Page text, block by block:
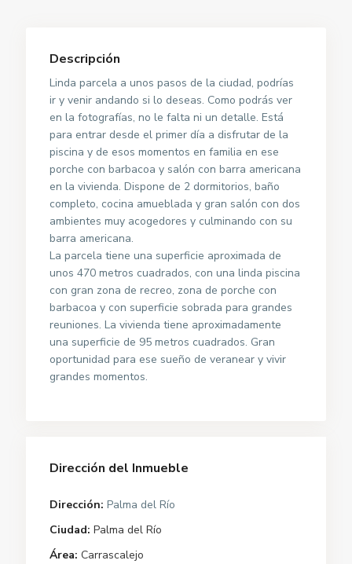
Descripción
Linda parcela a unos pasos de la ciudad, podrías
ir y venir andando si lo deseas. Como podrás ver
en la fotografías, no le falta ni un detalle. Está
para entrar desde el primer día a disfrutar de la
piscina y de esos momentos en familia en ese
porche con barbacoa y salón con barra americana
en la vivienda. Dispone de 2 dormitorios, baño
completo, cocina amueblada y gran salón con dos
ambientes muy acogedores y culminando con su
barra americana.
La parcela tiene una superficie aproximada de
unos 470 metros cuadrados, con una linda piscina
con gran zona de recreo, zona de porche con
barbacoa y con superficie sobrada para grandes
reuniones. La vivienda tiene aproximadamente
una superficie de 95 metros cuadrados. Gran
oportunidad para ese sueño de veranear y vivir
grandes momentos.
Dirección del Inmueble
Dirección: Palma del Río
Ciudad: Palma del Río
Área: Carrascalejo